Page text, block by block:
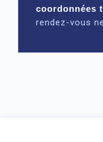
coordonnées
rendez-vous